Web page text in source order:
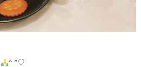
^ ^♡